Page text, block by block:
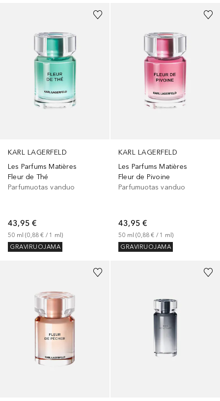
KARL LAGERFELD
Les Parfums Matières
Fleur de Thé
Parfumuotas vanduo
43,95 €
50 ml (0,88 € / 1 ml)
GRAVIRUOJAMA
KARL LAGERFELD
Les Parfums Matières
Fleur de Pivoine
Parfumuotas vanduo
43,95 €
50 ml (0,88 € / 1 ml)
GRAVIRUOJAMA